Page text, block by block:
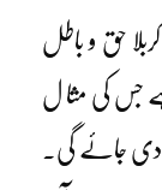
حق و باطل
جس کی مثا ل
دی جائے گی۔